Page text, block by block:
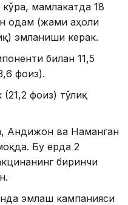
мамлакатда 18
одам (жами аҳоли
эмланиши керак.
билан 11,5
фоиз).
фоиз) тўлиқ
Aндижон ва Наманган
Бу ерда 2
биринчи
эмлаш кампанияси